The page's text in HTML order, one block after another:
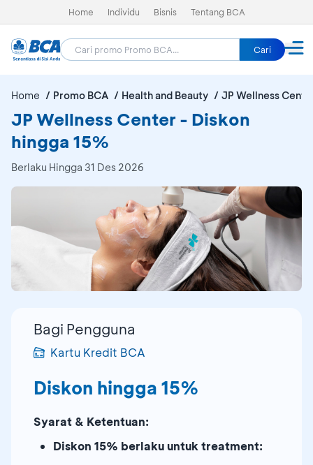
Home Individu Bisnis Tentang BCA
Cari
Home Promo BCA Health and Beauty JP Wellness
JP Wellness Center - Diskon
hingga 15%
Berlaku Hingga 31 Des 2026
Bagi Pengguna
Kartu Kredit BCA
Diskon hingga 15%
Syarat & Ketentuan:
Diskon 15% berlaku untuk treatment: